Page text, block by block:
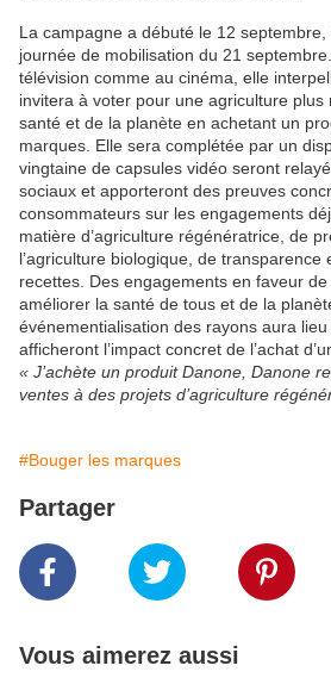
La campagne a débuté le 12
journée de mobilisation du 21
télévision comme au cinéma, elle
invitera à voter pour une agriculture plus
santé et de la planète en achetant un
marques. Elle sera complétée par un
vingtaine de capsules vidéo seront
sociaux et apporteront des preuves
consommateurs sur les engagements
matière d’agriculture régénératrice, de
l’agriculture biologique, de transparence
recettes. Des engagements en faveur
améliorer la santé de tous et de la
événementialisation des rayons aura
afficheront l’impact concret de l’achat
« J’achète un produit Danone, Danone
ventes à des projets d’agriculture
#Bouger les marques
Partager
Vous aimerez aussi